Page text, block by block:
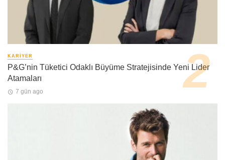
KARIYER
P&G’nin Tüketici Odaklı Büyüme Stratejisinde Yeni Lider
Atamaları
7 gün ago